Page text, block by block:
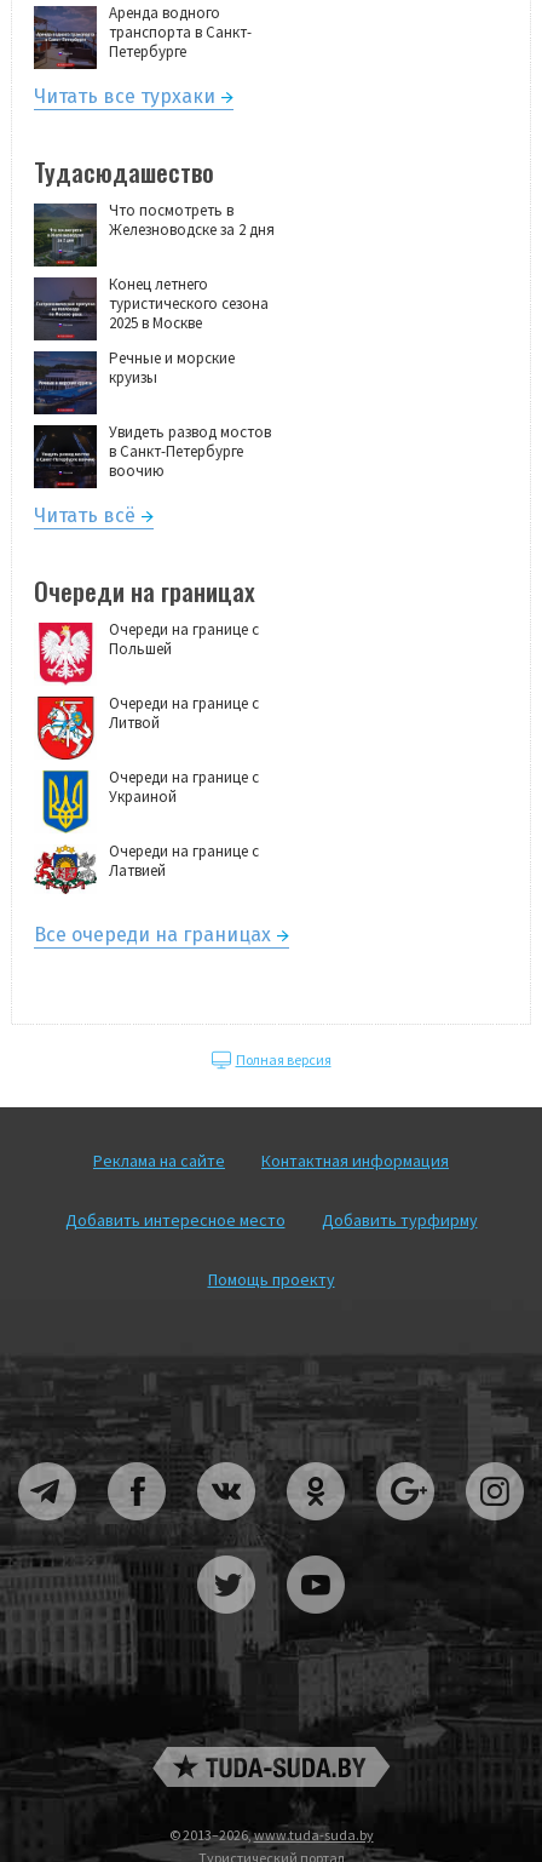
Аренда водного
транспорта в Санкт-
Петербурге
Читать все турхаки
Тудасюдашество
Что посмотреть в
Железноводске за 2 дня
Конец летнего
туристического сезона
2025 в Москве
Речные и морские
круизы
Увидеть развод мостов
в Санкт-Петербурге
воочию
Читать всё
Очереди на границах
Очереди на границе с
Польшей
Очереди на границе с
Литвой
Очереди на границе с
Украиной
Очереди на границе с
Латвией
Все очереди на границах
Полная версия
Реклама на сайте Контактная информация
Добавить интересное место Добавить турфирму
Помощь проекту
© 2013–2026,www.tuda-suda.by
Туристический портал